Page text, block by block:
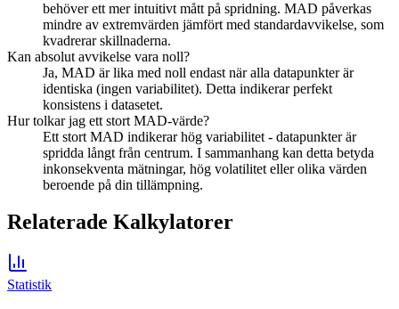
behöver ett mer intuitivt mått på spridning. MAD påverkas
mindre av extremvärden jämfört med standardavvikelse, som
kvadrerar skillnaderna.
Kan absolut avvikelse vara noll?
Ja, MAD är lika med noll endast när alla datapunkter är
identiska (ingen variabilitet). Detta indikerar perfekt
konsistens i datasetet.
Hur tolkar jag ett stort MAD-värde?
Ett stort MAD indikerar hög variabilitet - datapunkter är
spridda långt från centrum. I sammanhang kan detta betyda
inkonsekventa mätningar, hög volatilitet eller olika värden
beroende på din tillämpning.
Relaterade Kalkylatorer
Statistik